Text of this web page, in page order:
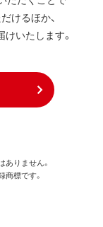
けるほか、
いたします。
りません。
標です。